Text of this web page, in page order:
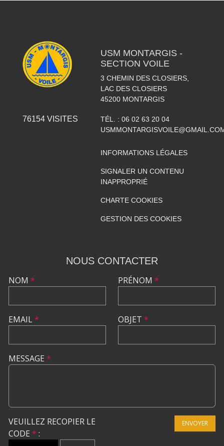
76154VISITES
USM MONTARGIS -
SECTION VOILE
3 CHEMIN DES CLOSIERS,
LAC DES CLOSIERS
45200 MONTARGIS
TÉL. : 06 02 63 20 04
INFORMATIONS LÉGALES
SIGNALER UN CONTENU
INAPPROPRIÉ
CHARTE COOKIES
GESTION DES COOKIES
NOUS CONTACTER
NOM *
EMAIL*
PRÉNOM *
OBJET *
MESSAGE *
VEUILLEZ RECOPIER LE
CODE * :
ENVOYER